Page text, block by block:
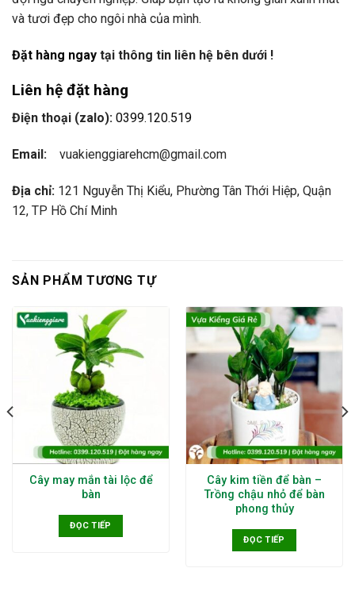
và tươi đẹp cho ngôi nhà của mình.
Đặt hàng ngay tại thông tin liên hệ bên dưới !
Liên hệ đặt hàng
Điện thoại (zalo): 0399.120.519
Email: vuakienggiarehcm@gmail.com
Địa chỉ: 121 Nguyễn Thị Kiểu, Phường Tân Thới Hiệp, Quận
12, TP Hồ Chí Minh
SẢN PHẨM TƯƠNG TỰ
Cây may mắn tài lộc để
bàn
ĐỌC TIẾP
Cây kim tiền để bàn –
Trồng chậu nhỏ để bàn
phong thủy
ĐỌC TIẾP